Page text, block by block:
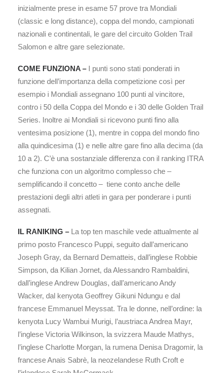
inizialmente prese in esame 57 prove tra Mondiali
(classic e long distance), coppa del mondo, campionati
nazionali e continentali, le gare del circuito Golden Trail
Salomon e altre gare selezionate.
COME FUNZIONA – I punti sono stati ponderati in
funzione dell’importanza della competizione così per
esempio i Mondiali assegnano 100 punti al vincitore,
contro i 50 della Coppa del Mondo e i 30 delle Golden Trail
Series. Inoltre ai Mondiali si ricevono punti fino alla
ventesima posizione (1), mentre in coppa del mondo fino
alla quindicesima (1) e nelle altre gare fino alla decima (da
10 a 2). C’è una sostanziale differenza con il ranking ITRA
che funziona con un algoritmo complesso che –
semplificando il concetto – tiene conto anche delle
prestazioni degli altri atleti in gara per ponderare i punti
assegnati.
IL RANIKING – La top ten maschile vede attualmente al
primo posto Francesco Puppi, seguito dall’americano
Joseph Gray, da Bernard Dematteis, dall’inglese Robbie
Simpson, da Kilian Jornet, da Alessandro Rambaldini,
dall’inglese Andrew Douglas, dall’americano Andy
Wacker, dal kenyota Geoffrey Gikuni Ndungu e dal
francese Emmanuel Meyssat. Tra le donne, nell’ordine: la
kenyota Lucy Wambui Murigi, l’austriaca Andrea Mayr,
l’inglese Victoria Wilkinson, la svizzera Maude Mathys,
l’inglese Charlotte Morgan, la rumena Denisa Dragomir, la
francese Anais Sabrè, la neozelandese Ruth Croft e